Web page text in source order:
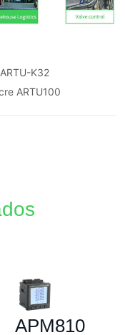
K32
ARTU100